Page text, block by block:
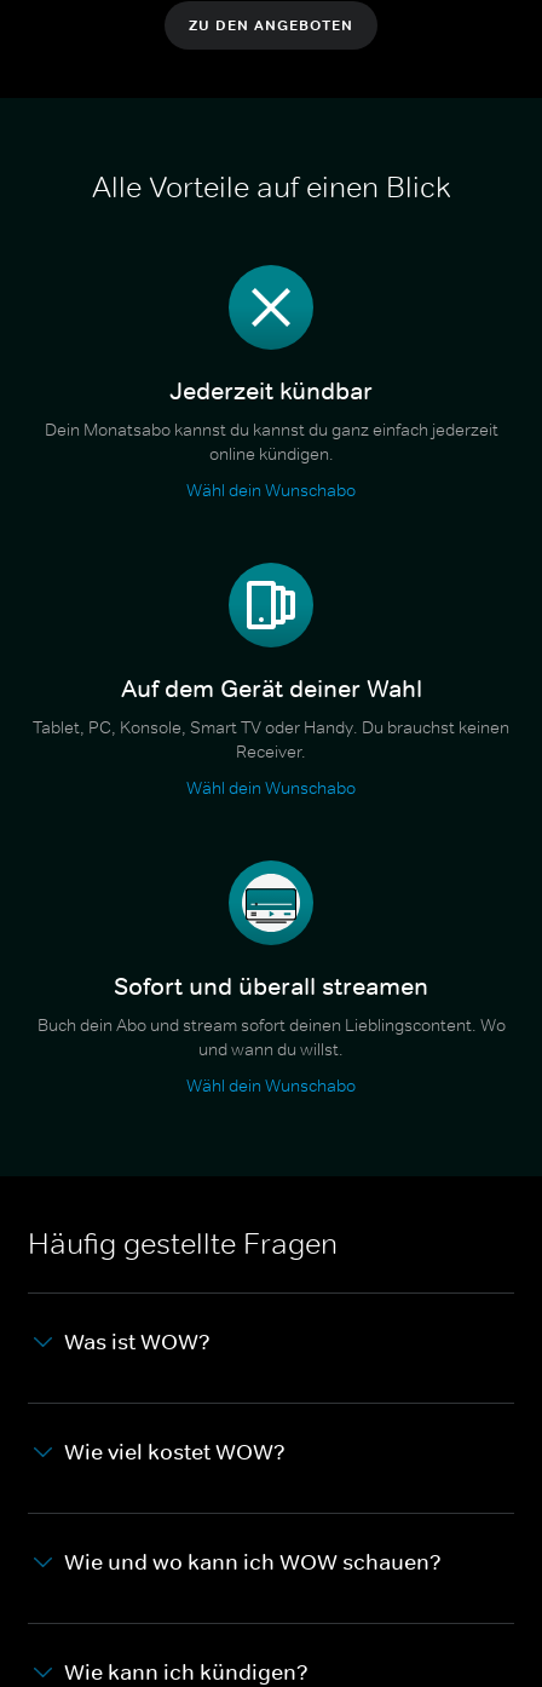
ZU DEN ANGEBOTEN
Alle Vorteile auf einen Blick
Jederzeit kündbar
Dein Monatsabo kannst du kannst du ganz einfach jederzeit
online kündigen.
Wähl dein Wunschabo
Auf dem Gerät deiner Wahl
Tablet, PC, Konsole, Smart TV oder Handy. Du brauchst keinen
Receiver.
Wähl dein Wunschabo
Sofort und überall streamen
Buch dein Abo und stream sofort deinen Lieblingscontent. Wo
und wann du willst.
Wähl dein Wunschabo
Häufig gestellte Fragen
Was ist WOW?
Wie viel kostet WOW?
Wie und wo kann ich WOW schauen?
Wie kann ich kündigen?